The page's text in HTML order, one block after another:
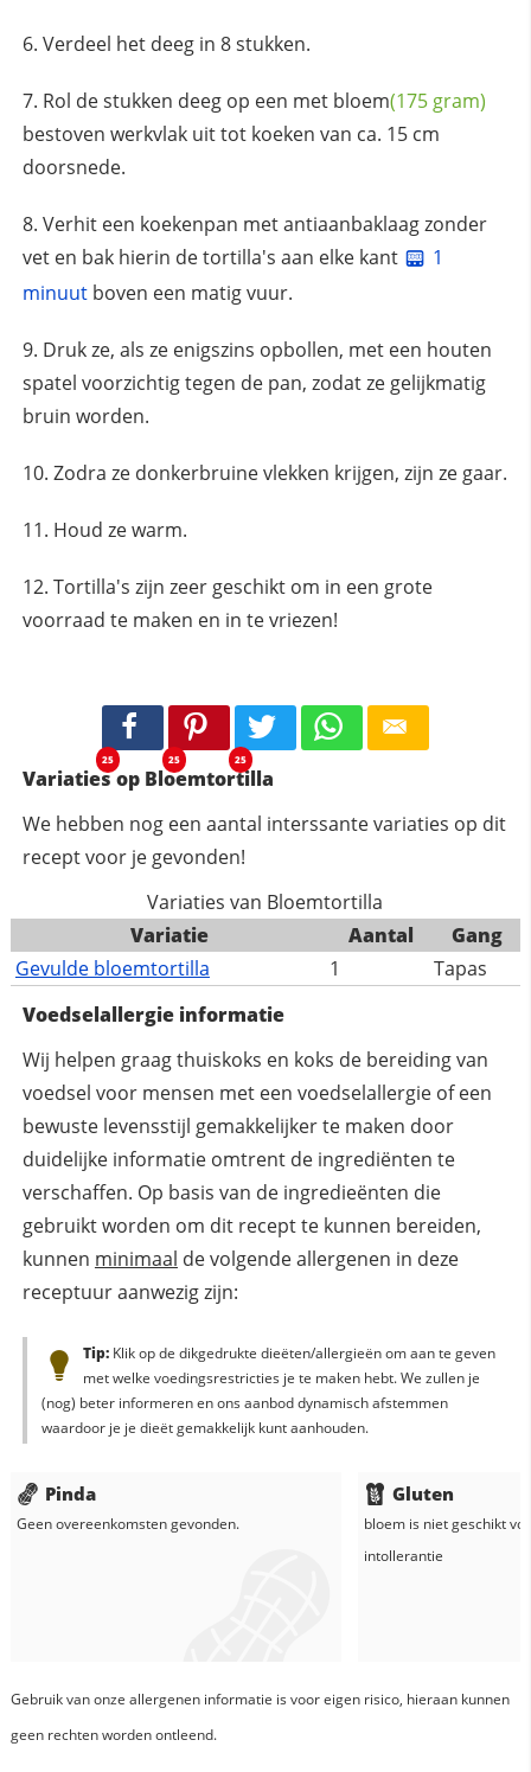
Verdeel het deeg in 8 stukken.
Rol de stukken deeg op een met bloem(175 gram)
bestoven werkvlak uit tot koeken van ca. 15 cm
doorsnede.
Verhit een koekenpan met antiaanbaklaag zonder
vet en bak hierin de tortilla's aan elke kant
1
minuutboven een matig vuur.
Druk ze, als ze enigszins opbollen, met een houten
spatel voorzichtig tegen de pan, zodat ze gelijkmatig
bruin worden.
Zodra ze donkerbruine vlekken krijgen, zijn ze gaar.
Houd ze warm.
Tortilla's zijn zeer geschikt om in een grote
voorraad te maken en in te vriezen!
25 25 25
Variaties op Bloemtortilla
We hebben nog een aantal interssante variaties op dit
recept voor je gevonden!
Variaties van Bloemtortilla
Variatie
Aantal
Gang
Gevulde bloemtortilla
1
Tapas
Voedselallergie informatie
Wij helpen graag thuiskoks en koks de bereiding van
voedsel voor mensen met een voedselallergie of een
bewuste levensstijl gemakkelijker te maken door
duidelijke informatie omtrent de ingrediënten te
verschaffen. Op basis van de ingredieënten die
gebruikt worden om dit recept te kunnen bereiden,
kunnen minimaal de volgende allergenen in deze
receptuur aanwezig zijn:
Tip:Klik op de dikgedrukte dieëten/allergieën om aan te geven
met welke voedingsrestricties je te maken hebt. We zullen je
(nog) beter informeren en ons aanbod dynamisch afstemmen
waardoor je je dieët gemakkelijk kunt aanhouden.
Pinda
Geen overeenkomsten gevonden.
Gluten
bloemis niet geschikt
intollerantie
Gebruik van onze allergenen informatie is voor eigen risico, hieraan kunnen
geen rechten worden ontleend.